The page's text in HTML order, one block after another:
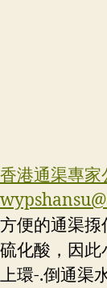
香港通渠專家
方便的通渠
硫化酸，因此
上環-.倒通渠